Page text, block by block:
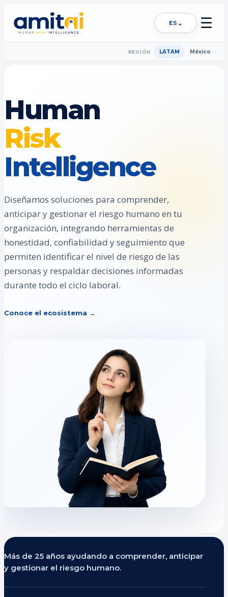
ES ⌄ ☰
REGIÓN LATAM México
Human
Risk
Intelligence
Diseñamos soluciones para comprender,
anticipar y gestionar el riesgo humano en tu
organización, integrando herramientas de
honestidad, confiabilidad y seguimiento que
permiten identificar el nivel de riesgo de las
personas y respaldar decisiones informadas
durante todo el ciclo laboral.
Conoce el ecosistema →
Más de 25 años ayudando a comprender, anticipar
y gestionar el riesgo humano.